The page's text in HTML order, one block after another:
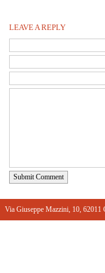
LEAVE A REPLY
Submit Comment
Via Giuseppe Mazzini, 10,